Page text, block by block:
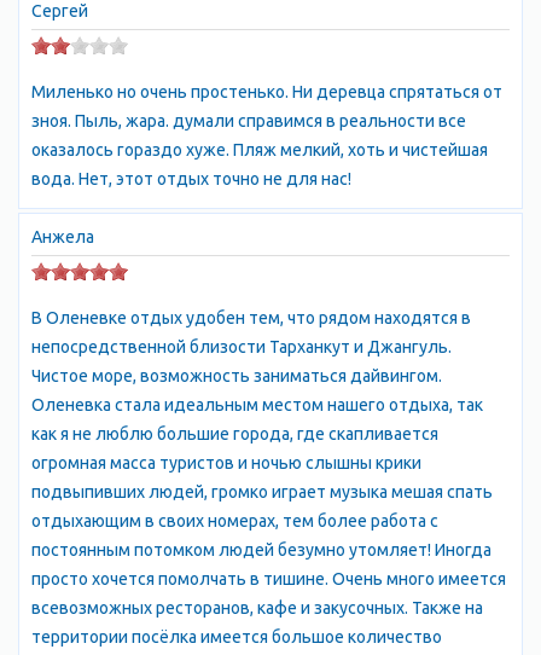
греков, римлян, тавров, русичей, украинских казаков.
Коварное, непредсказуемое море навеки погребло в своей
быстроходные "чайки" запорожских казаков и тяжелые
турецкие корабли, потерпевшие крушение в шторма и бури. Их
тайны до сих пор волнуют ученых искателей приключений.
Достопримечательности:
Особые климатические условия позволяют начинать летний
сезон во второй половине мая, а заканчивать в октябре. В
связи с постепенным повышением уровня Черного моря
медленно отступают высокие берега Тарханкута. Морская
стихия изрезала полуостров, образовав гроты, туннели,
придав побережью живописный вид. Здесь сохранилась
остальной части побережья. В расщелинах встречаются
терна, бузины черной. Отвесные стены берега сплошь
покрыты плющом крымским. Нагромождение скал, гроты,
подводные пещеры, исключительной чистоты и
любимым, но отнюдь небезопасным местом отдыха
побережье Атлеша.
Сергей
Миленько но очень простенько. Ни деревца спрятаться от
зноя. Пыль, жара. думали справимся в реальности все
оказалось гораздо хуже. Пляж мелкий, хоть и чистейшая
вода. Нет, этот отдых точно не для нас!
Анжела
В Оленевке отдых удобен тем, что рядом находятся в
непосредственной близости Тарханкут и Джангуль.
Чистое море, возможность заниматься дайвингом.
Оленевка стала идеальным местом нашего отдыха, так
как я не люблю большие города, где скапливается
огромная масса туристов и ночью слышны крики
подвыпивших людей, громко играет музыка мешая спать
отдыхающим в своих номерах, тем более работа с
постоянным потомком людей безумно утомляет! Иногда
просто хочется помолчать в тишине. Очень много имеется
всевозможных ресторанов, кафе и закусочных. Также на
территории посёлка имеется большое количество